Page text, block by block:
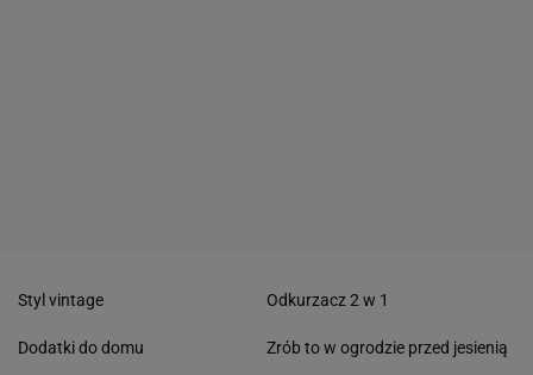
Styl vintage
Dodatki do domu
Odkurzacz 2 w 1
Zrób to w ogrodzie przed jesienią